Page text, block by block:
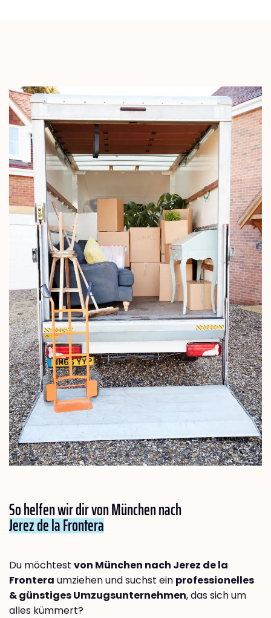
So helfen wir dir von München nach
Jerez de la Frontera
Du möchtest von München nach Jerez de la
Frontera umziehen und suchst ein professionelles
& günstiges Umzugsunternehmen, das sich um
alles kümmert?